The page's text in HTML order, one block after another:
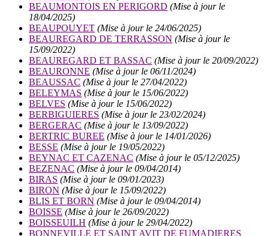
BEAUMONTOIS EN PERIGORD (Mise à jour le
18/04/2025)
BEAUPOUYET (Mise à jour le 24/06/2025)
BEAUREGARD DE TERRASSON (Mise à jour le
15/09/2022)
BEAUREGARD ET BASSAC (Mise à jour le 20/09/2022)
BEAURONNE (Mise à jour le 06/11/2024)
BEAUSSAC (Mise à jour le 27/04/2022)
BELEYMAS (Mise à jour le 15/06/2022)
BELVES (Mise à jour le 15/06/2022)
BERBIGUIERES (Mise à jour le 23/02/2024)
BERGERAC (Mise à jour le 13/09/2022)
BERTRIC BUREE (Mise à jour le 14/01/2026)
BESSE (Mise à jour le 19/05/2022)
BEYNAC ET CAZENAC (Mise à jour le 05/12/2025)
BEZENAC (Mise à jour le 09/04/2014)
BIRAS (Mise à jour le 09/01/2023)
BIRON (Mise à jour le 15/09/2022)
BLIS ET BORN (Mise à jour le 09/04/2014)
BOISSE (Mise à jour le 26/09/2022)
BOISSEUILH (Mise à jour le 29/04/2022)
BONNEVILLE ET SAINT AVIT DE FUMADIERES